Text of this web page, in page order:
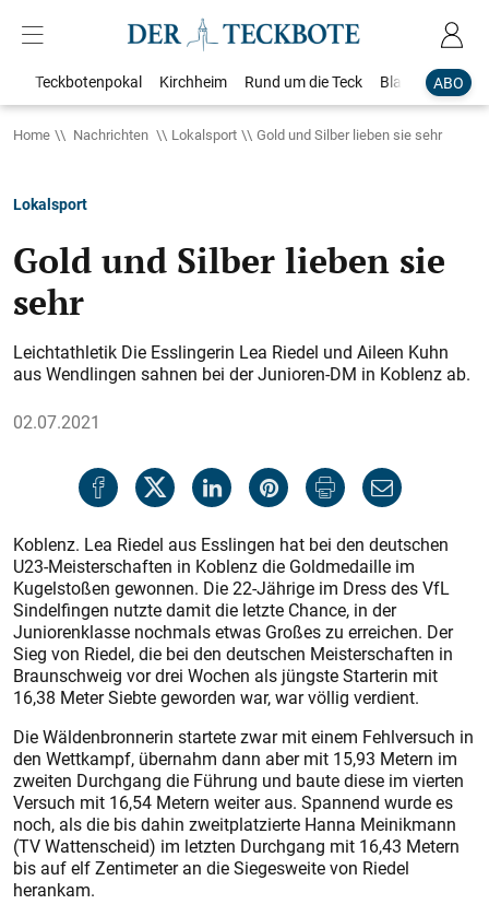
ABO
Teckbotenpokal Kirchheim Rund um die Teck Blaulicht
Home Nachrichten Lokalsport Gold und Silber lieben sie sehr
Lokalsport
Gold und Silber lieben sie
sehr
Leichtathletik Die Esslingerin Lea Riedel und Aileen Kuhn
aus Wendlingen sahnen bei der Junioren-DM in Koblenz ab.
02.07.2021
Koblenz. Lea Riedel aus Esslingen hat bei den deutschen
U23-Meisterschaften in Koblenz die Goldmedaille im
Kugelstoßen gewonnen. Die 22-Jährige im Dress des VfL
Sindelfingen nutzte damit die letzte Chance, in der
Juniorenklasse nochmals etwas Großes zu erreichen. Der
Sieg von Riedel, die bei den deutschen Meisterschaften in
Braunschweig vor drei Wochen als jüngste Starterin mit
16,38 Meter Siebte geworden war, war völlig verdient.
Die Wäldenbronnerin startete zwar mit einem Fehlversuch in
den Wettkampf, übernahm dann aber mit 15,93 Metern im
zweiten Durchgang die Führung und baute diese im vierten
Versuch mit 16,54 Metern weiter aus. Spannend wurde es
noch, als die bis dahin zweitplatzierte Hanna Meinikmann
(TV Wattenscheid) im letzten Durchgang mit 16,43 Metern
bis auf elf Zentimeter an die Siegesweite von Riedel
herankam.